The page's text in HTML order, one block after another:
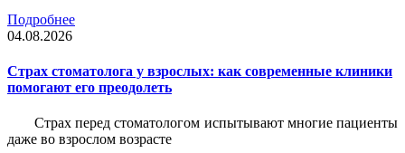
Подробнее
04.08.2026
Страх стоматолога у взрослых: как современные клиники
помогают его преодолеть
Страх перед стоматологом испытывают многие пациенты
даже во взрослом возрасте